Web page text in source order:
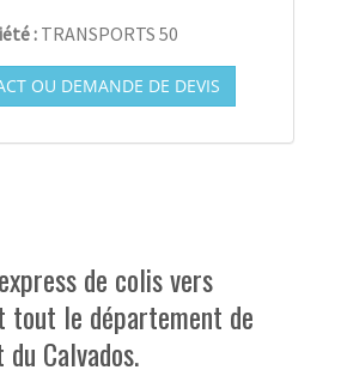
:TRANSPORTS 50
OU DEMANDE DE DEVIS
de colis vers
tout le département de
Calvados.